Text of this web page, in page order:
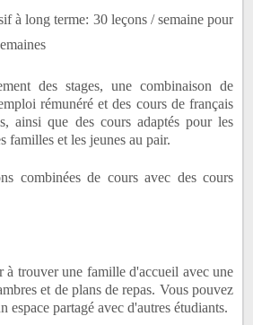
à long terme: 30 leçons / semaine pour
des stages, une combinaison de
rémunéré et des cours de français
ainsi que des cours adaptés pour les
familles et les jeunes au pair.
combinées de cours avec des cours
à trouver une famille d'accueil avec une
et de plans de repas. Vous pouvez
espace partagé avec d'autres étudiants.